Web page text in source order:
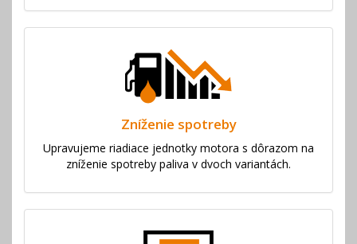
Zníženie spotreby
Upravujeme riadiace jednotky motora s dôrazom na
zníženie spotreby paliva v dvoch variantách.